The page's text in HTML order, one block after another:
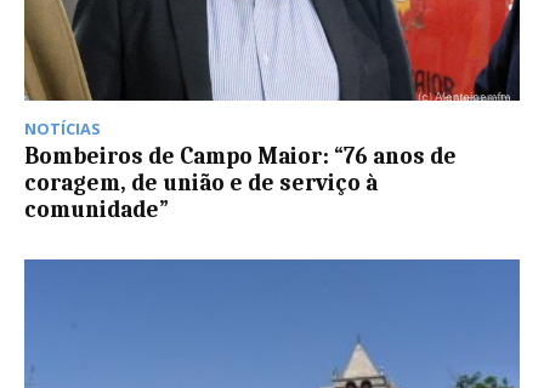
NOTÍCIAS
Bombeiros de Campo Maior: “76 anos de
coragem, de união e de serviço à
comunidade”